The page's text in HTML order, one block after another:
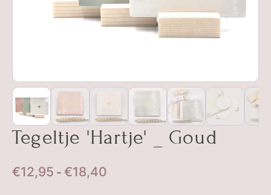
Tegeltje 'Hartje' _ Goud
€12,95 - €18,40